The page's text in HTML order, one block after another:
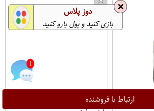
ارتباط با فروشنده
1
❌ دوز پلاس
بازی کنید و پول پارو کنید